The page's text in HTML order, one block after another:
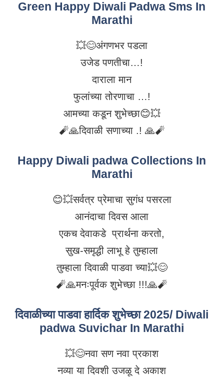
Green Happy Diwali Padwa Sms In
Marathi
💥😊अंगणभर पडला
उजेड पणतीचा…!
दाराला मान
फुलांच्या तोरणाचा …!
आमच्या कडून शुभेच्छा😊💥
🧨🙏दिवाळी सणाच्या .! 🙏🧨
Happy Diwali padwa Collections In
Marathi
😊💥सर्वत्र प्रेमाचा सुगंध पसरला
आनंदाचा दिवस आला
एकच देवाकडे प्रार्थना करतो,
सुख-समृद्धी लाभू हे तुम्हाला
तुम्हाला दिवाळी पाडवा च्या💥😊
🧨🙏मनःपूर्वक शुभेच्छा !!!🙏🧨
दिवाळीच्या पाडवा हार्दिक शुभेच्छा 2025/ Diwali
padwa Suvichar In Marathi
💥😊नवा सण नवा प्रकाश
नव्या या दिवशी उजळू दे अकाश